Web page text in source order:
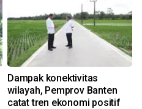
Dampak konektivitas
wilayah, Pemprov Banten
catat tren ekonomi positif